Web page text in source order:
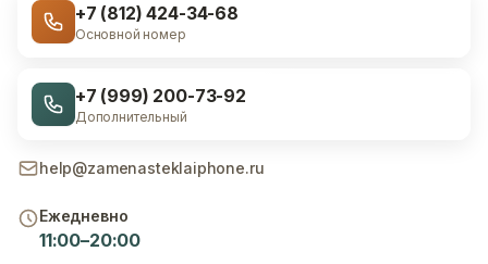
+7 (812) 424-34-68
Основной номер
+7 (999) 200-73-92
Дополнительный
help@zamenasteklaiphone.ru
Ежедневно
11:00–20:00